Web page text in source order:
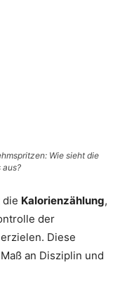
Wie sieht die
die Kalorienzählung,
der
Diese
an Disziplin und